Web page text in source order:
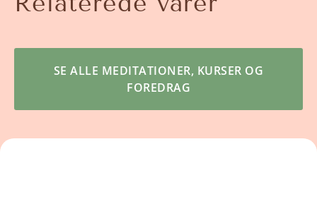
SE ALLE MEDITATIONER, KURSER OG
FOREDRAG